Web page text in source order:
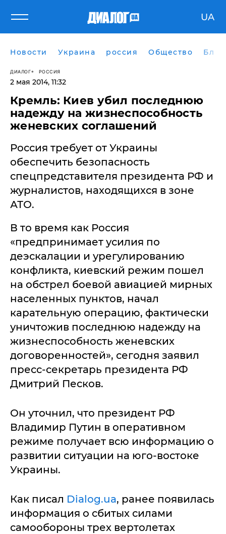
UA
Новости Украина россия Общество
ДИАЛОГ РОССИЯ
2 мая 2014, 11:32
Кремль: Киев убил последнюю
надежду на жизнеспособность
женевских соглашений
Россия требует от Украины
обеспечить безопасность
спецпредставителя президента РФ и
журналистов, находящихся в зоне
АТО.
В то время как Россия
«предпринимает усилия по
деэскалации и урегулированию
конфликта, киевский режим пошел
на обстрел боевой авиацией мирных
населенных пунктов, начал
карательную операцию, фактически
уничтожив последнюю надежду на
жизнеспособность женевских
договоренностей», сегодня заявил
пресс-секретарь президента РФ
Дмитрий Песков.
Он уточнил, что президент РФ
Владимир Путин в оперативном
режиме получает всю информацию о
развитии ситуации на юго-востоке
Украины.
Как писал Dialog.ua, ранее появилась
информация о сбитых силами
самообороны трех вертолетах